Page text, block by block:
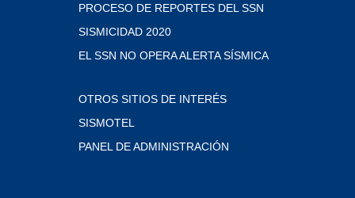
PROCESO DE REPORTES DEL SSN
SISMICIDAD 2020
EL SSN NO OPERA ALERTA SÍSMICA
OTROS SITIOS DE INTERÉS
SISMOTEL
PANEL DE ADMINISTRACIÓN